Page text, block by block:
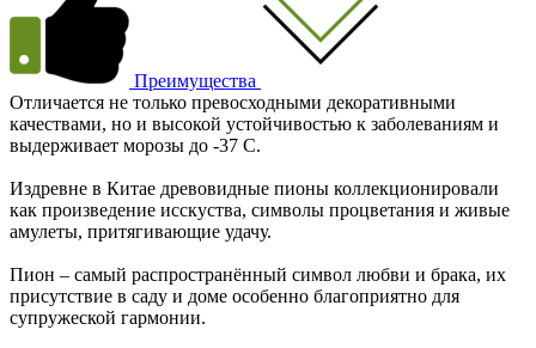
Преимущества
Отличается не только превосходными декоративными
качествами, но и высокой устойчивостью к заболеваниям и
выдерживает морозы до -37 С.
Издревне в Китае древовидные пионы коллекционировали
как произведение исскуства, символы процветания и живые
амулеты, притягивающие удачу.
Пион – самый распространённый символ любви и брака, их
присутствие в саду и доме особенно благоприятно для
супружеской гармонии.